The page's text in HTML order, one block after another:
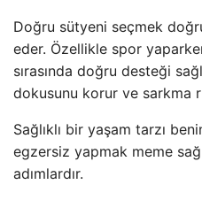
Doğru sütyeni seçmek
eder. Özellikle spor
sırasında doğru desteği
dokusunu korur ve sarkma
Sağlıklı bir yaşam tarzı
egzersiz yapmak meme
adımlardır.